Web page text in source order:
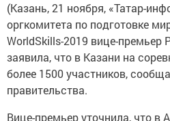
(Казань, 21 ноября, «Татар-
оргкомитета по подготовке
WorldSkills-2019 вице-премьер
заявила, что в Казани на
более 1500 участников,
правительства.
Вице-премьер уточнила, что в